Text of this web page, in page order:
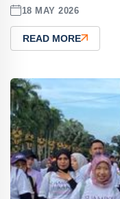
18 MAY 2026
READ MORE